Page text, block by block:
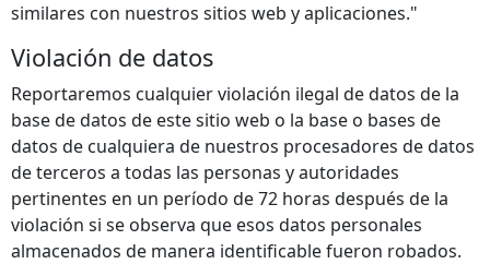
similares con nuestros sitios web y aplicaciones."
Violación de datos
Reportaremos cualquier violación ilegal de datos de la
base de datos de este sitio web o la base o bases de
datos de cualquiera de nuestros procesadores de datos
de terceros a todas las personas y autoridades
pertinentes en un período de 72 horas después de la
violación si se observa que esos datos personales
almacenados de manera identificable fueron robados.